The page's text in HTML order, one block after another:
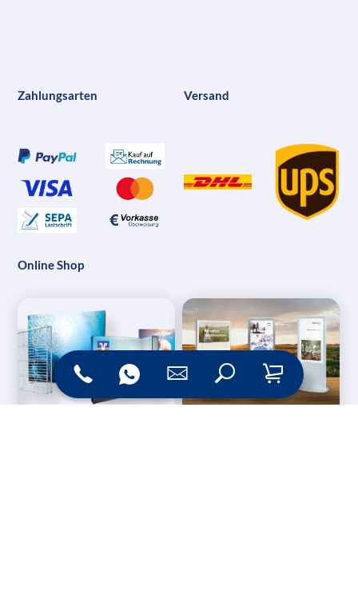
Zahlungsarten Versand
Online Shop